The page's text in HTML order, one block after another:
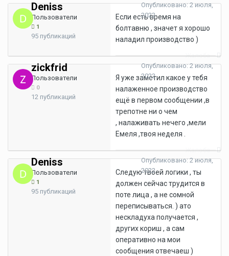
Deniss
Пользователи
1
95 публикаций
Опубликовано:2 июля,
2022
Если есть время на
болтавню , значет я хорошо
наладил производство )
zickfrid
Пользователи
0
12 публикаций
Жалоба
Опубликовано:2 июля,
2022
Я уже заметил какое у тебя
налаженное производство
ещё в первом сообщении ,в
трепотне ни о чем
, налаживать нечего ,мели
Емеля ,твоя неделя .
Deniss
Пользователи
1
95 публикаций
Жалоба
Опубликовано:2 июля,
2022
Следую твоей логики , ты
должен сейчас трудится в
поте лица , а не сомной
переписываться. ) ато
нескладуха получается ,
других кориш , а сам
оперативно на мои
сообщения отвечаеш )